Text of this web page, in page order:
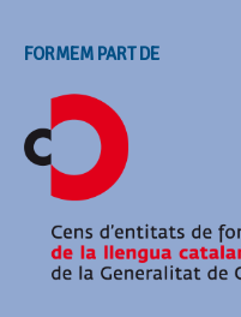
FORMEM PART DE